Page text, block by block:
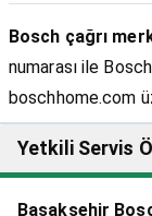
Bosch çağrı
numarası ile
boschhome.com
Yetkili Servis
Başakşehir